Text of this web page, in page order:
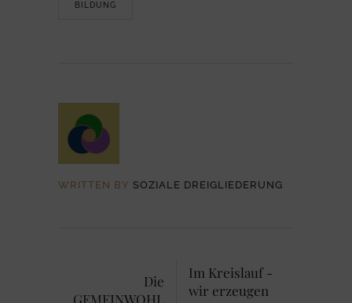
BILDUNG
WRITTEN BY SOZIALE DREIGLIEDERUNG
Die
GEMEINWOHL
Im Kreislauf -
wir erzeugen